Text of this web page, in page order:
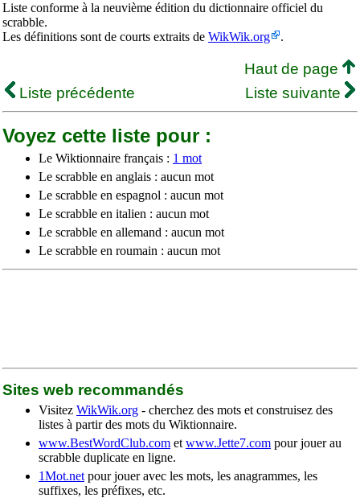
Liste conforme à la neuvième édition du dictionnaire officiel du
scrabble.
Les définitions sont de courts extraits de WikWik.org .
Haut de page
Liste précédente
Liste suivante
Voyez cette liste pour :
Le Wiktionnaire français : 1 mot
Le scrabble en anglais : aucun mot
Le scrabble en espagnol : aucun mot
Le scrabble en italien : aucun mot
Le scrabble en allemand : aucun mot
Le scrabble en roumain : aucun mot
Sites web recommandés
Visitez WikWik.org - cherchez des mots et construisez des
listes à partir des mots du Wiktionnaire.
www.BestWordClub.com et www.Jette7.com pour jouer au
scrabble duplicate en ligne.
1Mot.net pour jouer avec les mots, les anagrammes, les
suffixes, les préfixes, etc.